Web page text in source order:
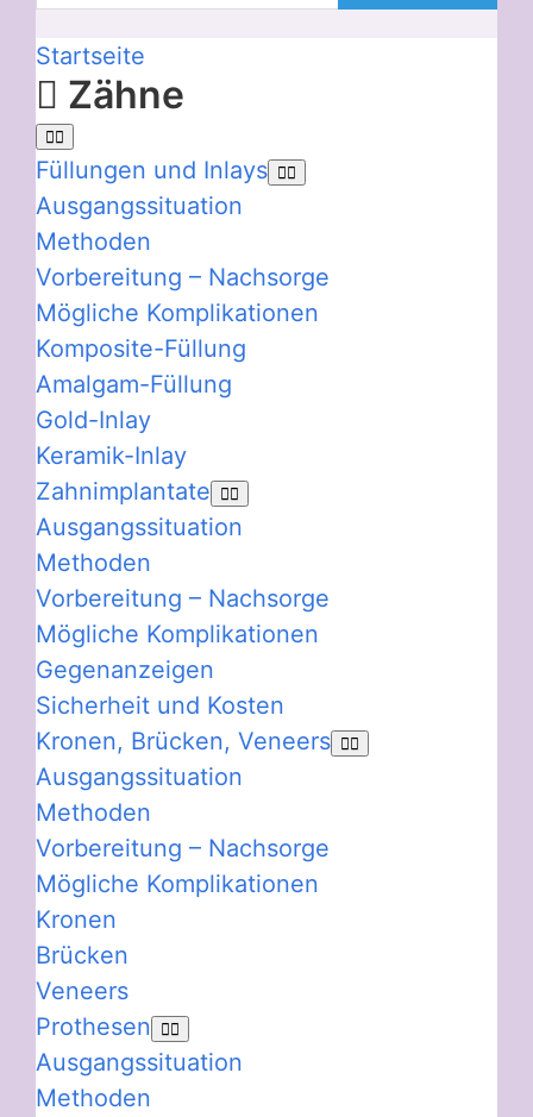
Startseite
Zähne
Füllungen und Inlays
Ausgangssituation
Methoden
Vorbereitung – Nachsorge
Mögliche Komplikationen
Komposite-Füllung
Amalgam-Füllung
Gold-Inlay
Keramik-Inlay
Zahnimplantate
Ausgangssituation
Methoden
Vorbereitung – Nachsorge
Mögliche Komplikationen
Gegenanzeigen
Sicherheit und Kosten
Kronen, Brücken, Veneers
Ausgangssituation
Methoden
Vorbereitung – Nachsorge
Mögliche Komplikationen
Kronen
Brücken
Veneers
Prothesen
Ausgangssituation
Methoden